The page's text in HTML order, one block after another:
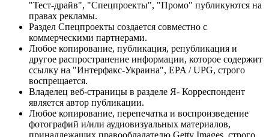
"Тест-драйв", "Спецпроекты", "Промо" публикуются на
правах рекламы.
Раздел Спецпроекты создается совместно с
коммерческими партнерами.
Любое копирование, публикация, републикация и
другое распространение информации, которое содержит
ссылку на "Интерфакс-Украина", EPA / UPG, строго
воспрещается.
Владелец веб-страницы в разделе Я- Корреспондент
является автор публикации.
Любое копирование, перепечатка и воспроизведение
фотографий и/или аудиовизуальных материалов,
принадлежащих правообладателю Getty Images, строго